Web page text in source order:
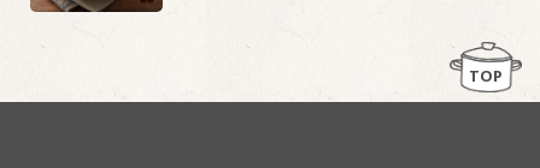
TOP